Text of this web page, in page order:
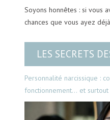
Soyons honnêtes : si vous
chances que vous ayez
LES SECRETS
Personnalité narcissique :
fonctionnement… et surtout